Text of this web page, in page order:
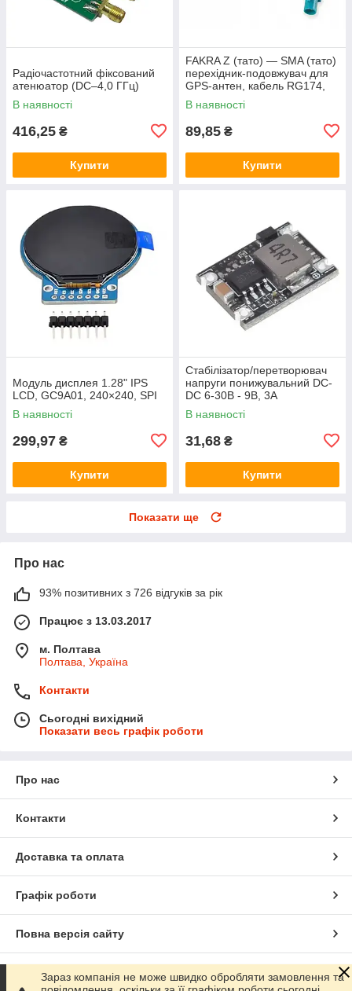
Радіочастотний фіксований
атенюатор (DC–4,0 ГГц)
В наявності
416,25 ₴
Купити
FAKRA Z (тато) — SMA (тато)
перехідник-подовжувач для
GPS-антен, кабель RG174,
15 см
В наявності
89,85 ₴
Купити
Модуль дисплея 1.28" IPS
LCD, GC9A01, 240×240, SPI
В наявності
299,97 ₴
Купити
Стабілізатор/перетворювач
напруги понижувальний DC-
DC 6-30В - 9В, 3А
В наявності
31,68 ₴
Купити
Показати ще
Про нас
93% позитивних з 726 відгуків за рік
Працює з 13.03.2017
м. Полтава
Полтава, Україна
Контакти
Сьогодні вихідний
Показати весь графік роботи
Про нас
Контакти
Доставка та оплата
Графік роботи
Повна версія сайту
Сайт створено на маркетплейсі Prom.ua
Зараз компанія не може швидко обробляти замовлення та